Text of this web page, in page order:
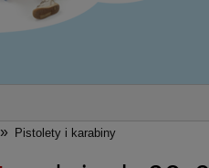
» Pistolety i karabiny